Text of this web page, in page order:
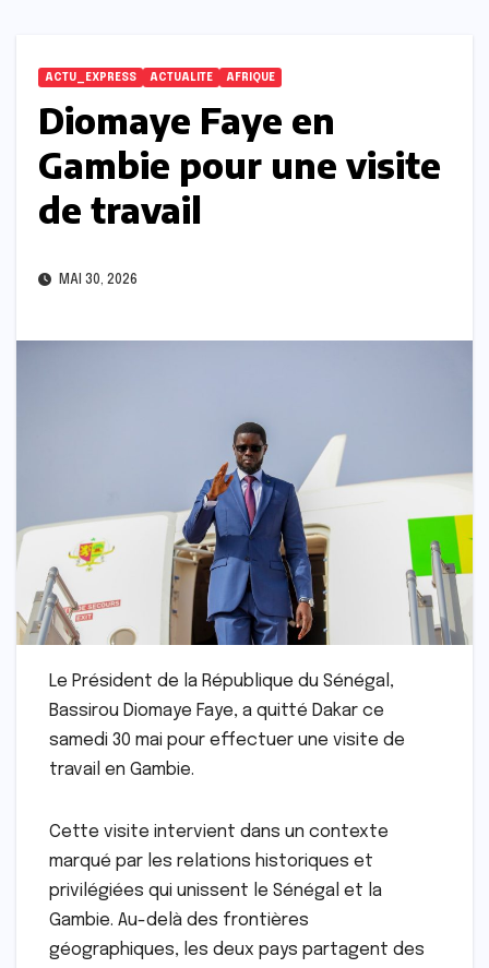
ACTU_EXPRESS ACTUALITE AFRIQUE
Diomaye Faye en
Gambie pour une visite
de travail
MAI 30, 2026
Le Président de la République du Sénégal,
Bassirou Diomaye Faye, a quitté Dakar ce
samedi 30 mai pour effectuer une visite de
travail en Gambie.
Cette visite intervient dans un contexte
marqué par les relations historiques et
privilégiées qui unissent le Sénégal et la
Gambie. Au-delà des frontières
géographiques, les deux pays partagent des